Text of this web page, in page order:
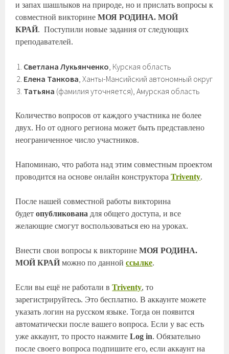
и запах шашлыков на природе, но и прислать вопросы к
совместной викторинеМОЯ РОДИНА. МОЙ
КРАЙ. Поступили новые задания от следующих
преподавателей.
Светлана Лукьянченко, Курская область
Елена Танкова, Ханты-Мансийский автономный округ
Татьяна (фамилия уточняется), Амурская область
Количество вопросов от каждого участника не более
двух. Но от одного региона может быть представлено
неограниченное число участников.
Напоминаю, что работа над этим совместным проектом
проводится на основе онлайн конструктораTriventy.
После нашей совместной работы викторина
будетопубликована для общего доступа, и все
желающие смогут воспользоваться ею на уроках.
Внести свои вопросы к викторинеМОЯ РОДИНА.
МОЙ КРАЙможно по даннойссылке.
Если вы ещё не работали вTriventy, то
зарегистрируйтесь. Это бесплатно. В аккаунте можете
указать логин на русском языке. Тогда он появится
автоматически после вашего вопроса. Если у вас есть
уже аккаунт, то просто нажмитеLog in. Обязательно
после своего вопроса подпишите его, если аккаунт на